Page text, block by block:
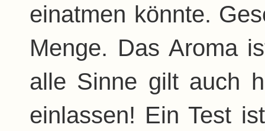
einatmen könnte.
Menge. Das Aroma
alle Sinne gilt auch
einlassen! Ein Test